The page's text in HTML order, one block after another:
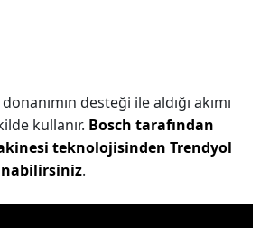
desteği ile aldığı akımı
kullanır. Bosch tarafından
teknolojisinden Trendyol
.